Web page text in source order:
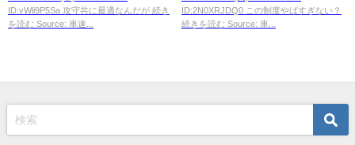
ID:vWli9P5Sa 攻守共に最適なんだが 続き
を読む Source: 車速...
ID:2N0XRJDQ0 この制度やばすぎない？
続きを読む Source: 車...